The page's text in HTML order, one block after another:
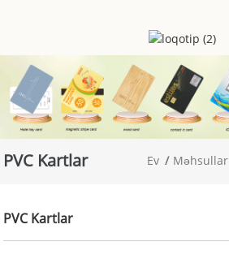
PVC Kartlar Ev Məhsullar
PVC Kartlar